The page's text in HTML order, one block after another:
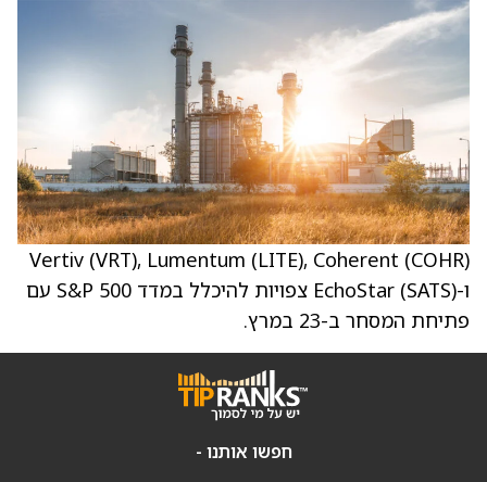
Vertiv (VRT), Lumentum (LITE), Coherent (COHR)
ו-EchoStar (SATS) צפויות להיכלל במדד S&P 500 עם
פתיחת המסחר ב-23 במרץ.
חפשו אותנו -